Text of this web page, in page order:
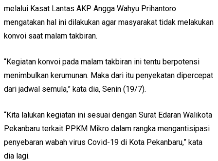
melalui Kasat Lantas AKP Angga Wahyu Prihantoro
mengatakan hal ini dilakukan agar masyarakat tidak melakukan
konvoi saat malam takbiran.
“Kegiatan konvoi pada malam takbiran ini tentu berpotensi
menimbulkan kerumunan. Maka dari itu penyekatan dipercepat
dari jadwal semula,” kata dia, Senin (19/7).
“Kita lalukan kegiatan ini sesuai dengan Surat Edaran Walikota
Pekanbaru terkait PPKM Mikro dalam rangka mengantisipasi
penyebaran wabah virus Covid-19 di Kota Pekanbaru,” kata
dia lagi.